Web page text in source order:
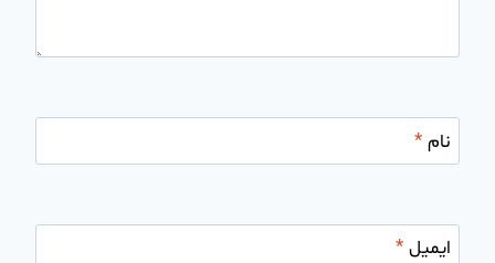
نام*
ایمیل*